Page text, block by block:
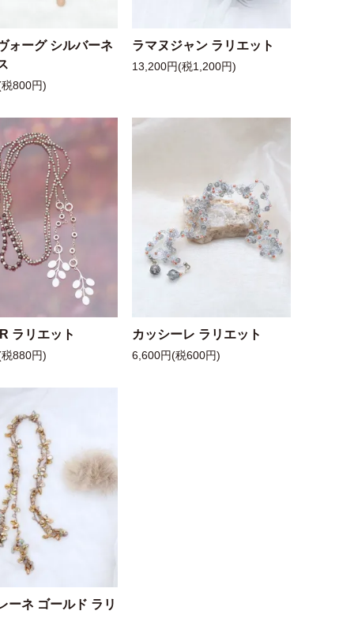
ォーグ シルバーネ
800円)
ラマヌジャン ラリエット
13,200円(税1,200円)
ラリエット
880円)
カッシーレ ラリエット
6,600円(税600円)
ーネ ゴールド ラリ